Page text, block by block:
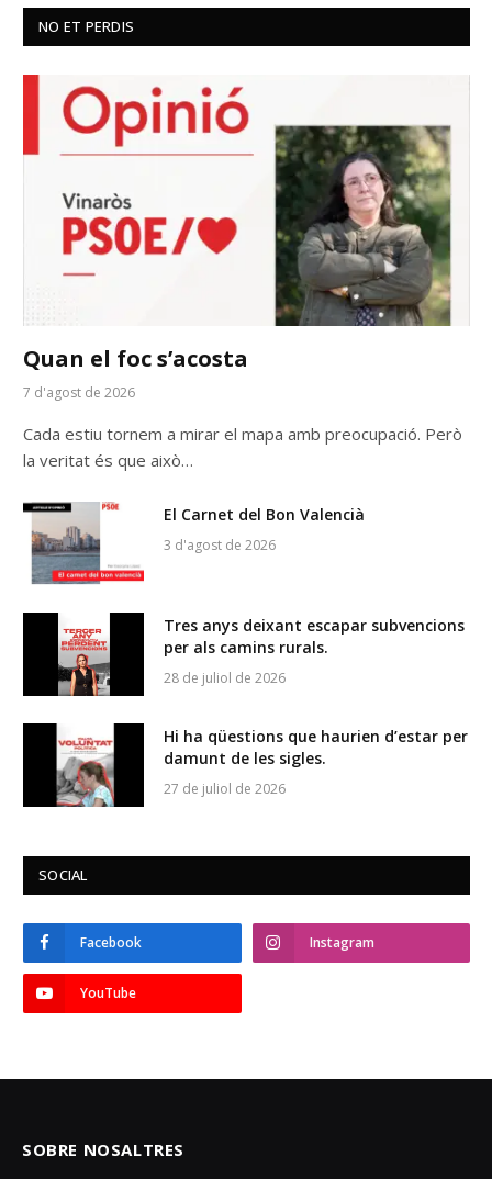
NO ET PERDIS
Quan el foc s’acosta
7 d'agost de 2026
Cada estiu tornem a mirar el mapa amb preocupació. Però
la veritat és que això…
El Carnet del Bon Valencià
3 d'agost de 2026
Tres anys deixant escapar subvencions
per als camins rurals.
28 de juliol de 2026
Hi ha qüestions que haurien d’estar per
damunt de les sigles.
27 de juliol de 2026
SOCIAL
Facebook Instagram
YouTube
SOBRE NOSALTRES